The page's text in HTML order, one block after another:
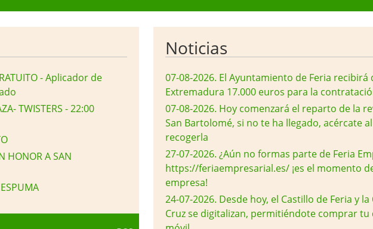
- Aplicador de
TWISTERS - 22:00
HONOR A SAN
Noticias
07-08-2026. El Ayuntamiento de Feria recibirá
Extremadura 17.000 euros para la
07-08-2026. Hoy comenzará el reparto de la
San Bartolomé, si no te ha llegado, acércate
recogerla
27-07-2026. ¿Aún no formas parte de Feria
https://feriaempresarial.es/ ¡es el momento
empresa!
24-07-2026. Desde hoy, el Castillo de Feria y la
Cruz se digitalizan, permitiéndote comprar tu